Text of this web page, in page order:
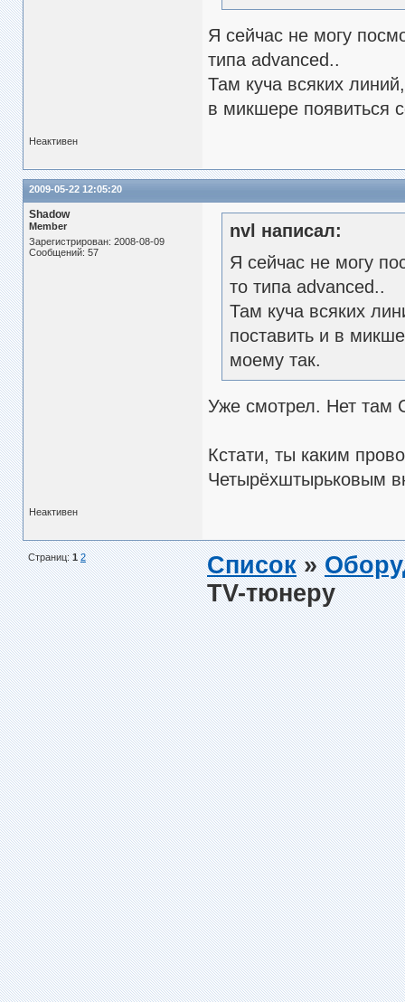
Я сейчас не могу
типа advanced..
Там куча всяких
в микшере появиться
Неактивен
2009-05-22 12:05:20
Shadow
Member
Зарегистрирован: 2008-08-09
Сообщений: 57
nvl написал:
Я сейчас не могу
то типа advanced..
Там куча всяких
поставить и в
моему так.
Уже смотрел. Нет там
Кстати, ты каким
Четырёхштырьковым
Неактивен
Страниц:1 2 Список»
TV-тюнеру